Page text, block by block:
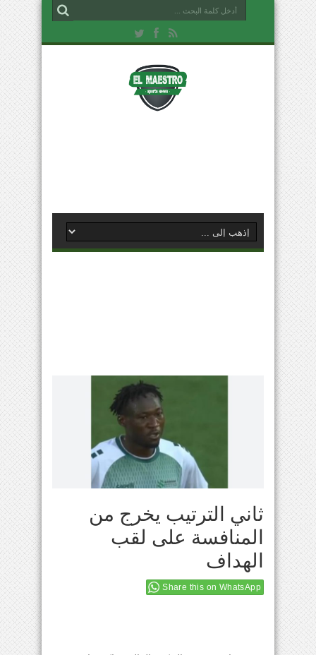
ثاني الترتيب يخرج من
المنافسة على لقب
الهداف
Share this on WhatsApp